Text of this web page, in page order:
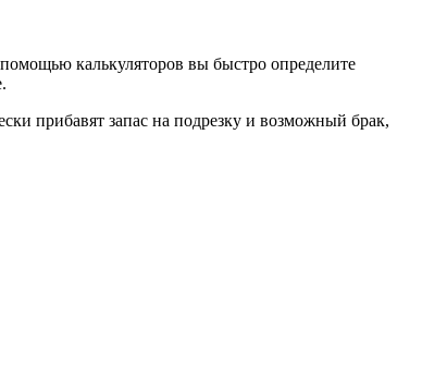
калькуляторов вы быстро определите
прибавят запас на подрезку и возможный брак,